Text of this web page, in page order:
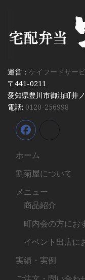
運営： ケイフードサー
〒441-0211
愛知県豊川市御油町井
電話: 0120-256998
ホーム
割菊屋について
メニュー
商品紹介
町内会の方にお
イベント出店に
実績・実例